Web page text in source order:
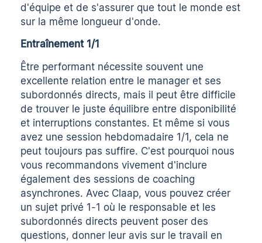
d'équipe et de s'assurer que tout le monde est
sur la même longueur d'onde.
Entraînement 1/1
Être performant nécessite souvent une
excellente relation entre le manager et ses
subordonnés directs, mais il peut être difficile
de trouver le juste équilibre entre disponibilité
et interruptions constantes. Et même si vous
avez une session hebdomadaire 1/1, cela ne
peut toujours pas suffire. C'est pourquoi nous
vous recommandons vivement d'inclure
également des sessions de coaching
asynchrones. Avec Claap, vous pouvez créer
un sujet privé 1-1 où le responsable et les
subordonnés directs peuvent poser des
questions, donner leur avis sur le travail en